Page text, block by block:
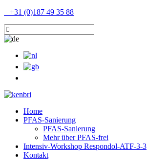
+31 (0)187 49 35 88
Home
PFAS-Sanierung
PFAS-Sanierung
Mehr über PFAS-frei
Intensiv-Workshop Respondol-ATF-3-3
Kontakt